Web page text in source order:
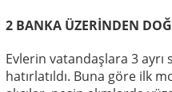
2 BANKA ÜZERİNDEN
Evlerin vatandaşlara 3 ayrı
hatırlatıldı. Buna göre ilk